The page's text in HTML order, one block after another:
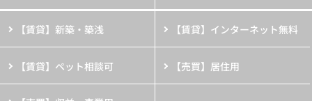
【賃貸】新築・築浅 【賃貸】インターネット無料
【賃貸】ペット相談可 【売買】居住用